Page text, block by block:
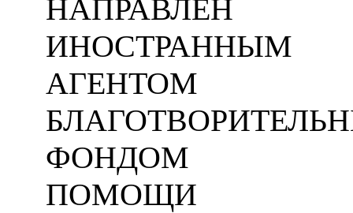
НАПРАВЛЕН
ИНОСТРАННЫМ
АГЕНТОМ
ФОНДОМ
ПОМОЩИ